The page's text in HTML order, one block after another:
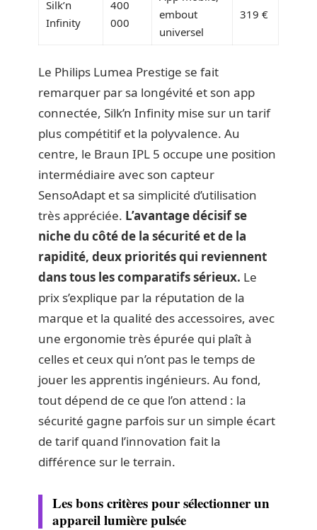
Silk’n
Infinity
400
000
embout
universel
319 €
Le Philips Lumea Prestige se fait
remarquer par sa longévité et son app
connectée, Silk’n Infinity mise sur un tarif
plus compétitif et la polyvalence. Au
centre, le Braun IPL 5 occupe une position
intermédiaire avec son capteur
SensoAdapt et sa simplicité d’utilisation
très appréciée. L’avantage décisif se
niche du côté de la sécurité et de la
rapidité, deux priorités qui reviennent
dans tous les comparatifs sérieux. Le
prix s’explique par la réputation de la
marque et la qualité des accessoires, avec
une ergonomie très épurée qui plaît à
celles et ceux qui n’ont pas le temps de
jouer les apprentis ingénieurs. Au fond,
tout dépend de ce que l’on attend : la
sécurité gagne parfois sur un simple écart
de tarif quand l’innovation fait la
différence sur le terrain.
Les bons critères pour sélectionner un
appareil lumière pulsée